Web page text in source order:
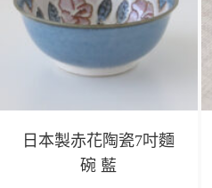
日本製赤花陶瓷7吋麵
碗 藍